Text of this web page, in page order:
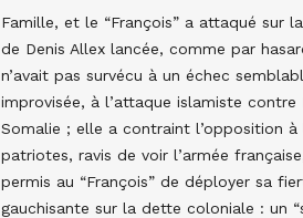
Famille, et le “François” a attaqué sur
de Denis Allex lancée, comme par
n’avait pas survécu à un échec
improvisée, à l’attaque islamiste
Somalie ; elle a contraint l’opposition
patriotes, ravis de voir l’armée
permis au “François” de déployer sa
gauchisante sur la dette coloniale : un